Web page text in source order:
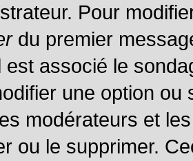
Pour
du premier
est associé le
une option ou
modérateurs et
ou le supprimer.